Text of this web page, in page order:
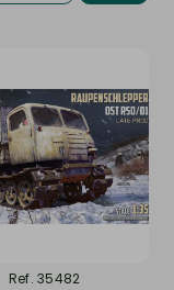
Ref. 35482